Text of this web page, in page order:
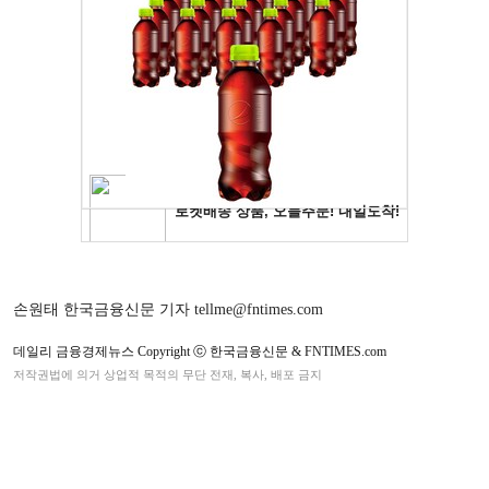
손원태 한국금융신문 기자 tellme@fntimes.com
데일리 금융경제뉴스 Copyright ⓒ 한국금융신문 & FNTIMES.com
저작권법에 의거 상업적 목적의 무단 전재, 복사, 배포 금지